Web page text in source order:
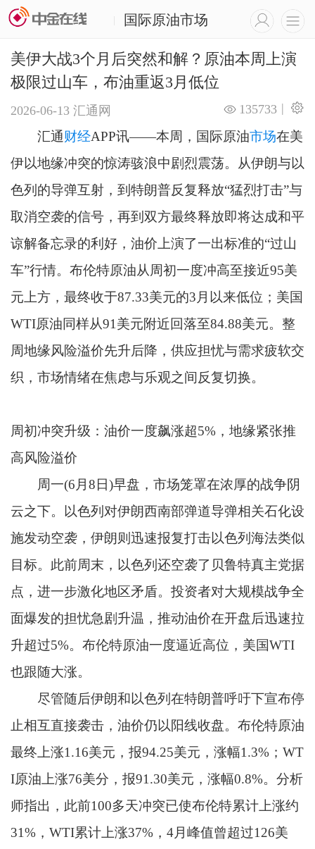
国际原油市场
美伊大战3个月后突然和解？原油本周上演
极限过山车，布油重返3月低位
2026-06-13 汇通网 |
135733
汇通财经APP讯——本周，国际原油市场在美
伊以地缘冲突的惊涛骇浪中剧烈震荡。从伊朗与以
色列的导弹互射，到特朗普反复释放“猛烈打击”与
取消空袭的信号，再到双方最终释放即将达成和平
谅解备忘录的利好，油价上演了一出标准的“过山
车”行情。布伦特原油从周初一度冲高至接近95美
元上方，最终收于87.33美元的3月以来低位；美国
WTI原油同样从91美元附近回落至84.88美元。整
周地缘风险溢价先升后降，供应担忧与需求疲软交
织，市场情绪在焦虑与乐观之间反复切换。
周初冲突升级：油价一度飙涨超5%，地缘紧张推
高风险溢价
周一(6月8日)早盘，市场笼罩在浓厚的战争阴
云之下。以色列对伊朗西南部弹道导弹相关石化设
施发动空袭，伊朗则迅速报复打击以色列海法类似
目标。此前周末，以色列还空袭了贝鲁特真主党据
点，进一步激化地区矛盾。投资者对大规模战争全
面爆发的担忧急剧升温，推动油价在开盘后迅速拉
升超过5%。布伦特原油一度逼近高位，美国WTI
也跟随大涨。
尽管随后伊朗和以色列在特朗普呼吁下宣布停
止相互直接袭击，油价仍以阳线收盘。布伦特原油
最终上涨1.16美元，报94.25美元，涨幅1.3%；WT
I原油上涨76美分，报91.30美元，涨幅0.8%。分析
师指出，此前100多天冲突已使布伦特累计上涨约
31%，WTI累计上涨37%，4月峰值曾超过126美